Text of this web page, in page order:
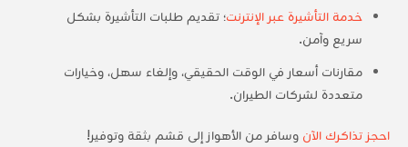
خدمة التأشيرة عبر الإنترنت؛ تقديم طلبات التأشيرة بشكل
سريع وآمن.
مقارنات أسعار في الوقت الحقيقي، وإلغاء سهل، وخيارات
متعددة لشركات الطيران.
احجز تذاكرك الآن وسافر من الأهواز إلى قشم بثقة وتوفير!